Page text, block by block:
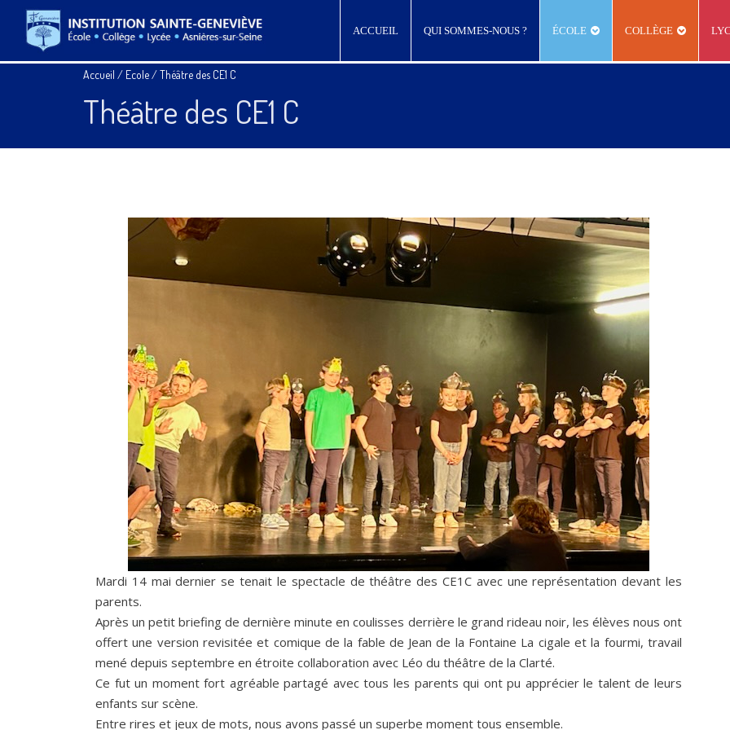
ACCUEIL QUI SOMMES-NOUS ? ÉCOLE COLLÈGE
Accueil / Ecole/Théâtre des CE1 C
Théâtre des CE1 C
Mardi 14 mai dernier se tenait le spectacle de théâtre des CE1C avec une représentation devant les
parents.
Après un petit briefing de dernière minute en coulisses derrière le grand rideau noir, les élèves nous ont
offert une version revisitée et comique de la fable de Jean de la Fontaine La cigale et la fourmi, travail
mené depuis septembre en étroite collaboration avec Léo du théâtre de la Clarté.
Ce fut un moment fort agréable partagé avec tous les parents qui ont pu apprécier le talent de leurs
enfants sur scène.
Entre rires et jeux de mots, nous avons passé un superbe moment tous ensemble.